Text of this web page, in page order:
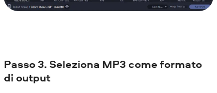
Passo 3. Seleziona MP3 come formato
di output